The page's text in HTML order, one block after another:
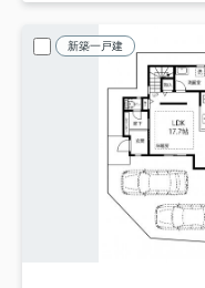
新築一戸建